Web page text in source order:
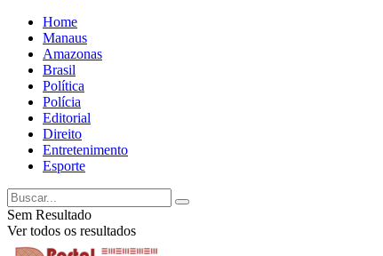
Home
Manaus
Amazonas
Brasil
Política
Polícia
Editorial
Direito
Entretenimento
Esporte
Sem Resultado
Ver todos os resultados